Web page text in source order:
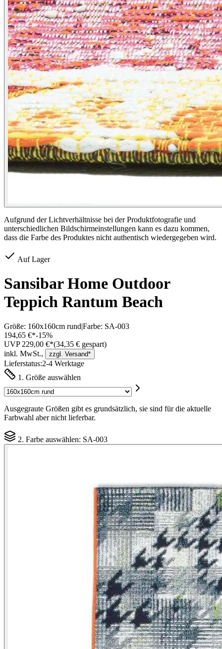
Aufgrund der Lichtverhältnisse bei der Produktfotografie und
unterschiedlichen Bildschirmeinstellungen kann es dazu kommen,
dass die Farbe des Produktes nicht authentisch wiedergegeben wird.
Auf Lager
Sansibar Home Outdoor
Teppich Rantum Beach
Größe: 160x160cm rund|Farbe: SA-003
194,65 €*-15%
UVP 229,00 €*(34,35 € gespart)
inkl. MwSt.,
zzgl. Versand*
Lieferstatus:2-4 Werktage
1. Größe auswählen
Ausgegraute Größen gibt es grundsätzlich, sie sind für die aktuelle
Farbwahl aber nicht lieferbar.
2. Farbe auswählen: SA-003